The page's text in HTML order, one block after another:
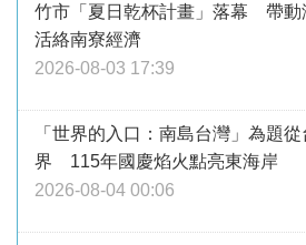
竹市「夏日乾杯計畫」落幕 帶動
活絡南寮經濟
2026-08-03 17:39
「世界的入口：南島台灣」為題
界 115年國慶焰火點亮東海岸
2026-08-04 00:06